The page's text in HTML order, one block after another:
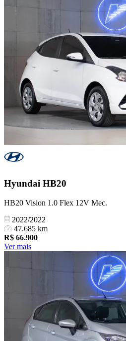
Hyundai HB20
HB20 Vision 1.0 Flex 12V Mec.
2022/2022
47.685 km
R$ 66.900
Ver mais